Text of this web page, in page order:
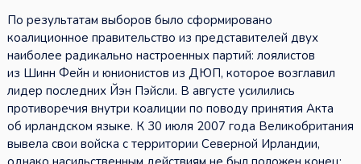
По результатам выборов было сформировано
коалиционное правительство из представителей двух
наиболее радикально настроенных партий: лоялистов
из Шинн Фейн и юнионистов из ДЮП, которое возглавил
лидер последних Йэн Пэйсли. В августе усилились
противоречия внутри коалиции по поводу принятия Акта
об ирландском языке. К 30 июля 2007 года Великобритания
вывела свои войска с территории Северной Ирландии,